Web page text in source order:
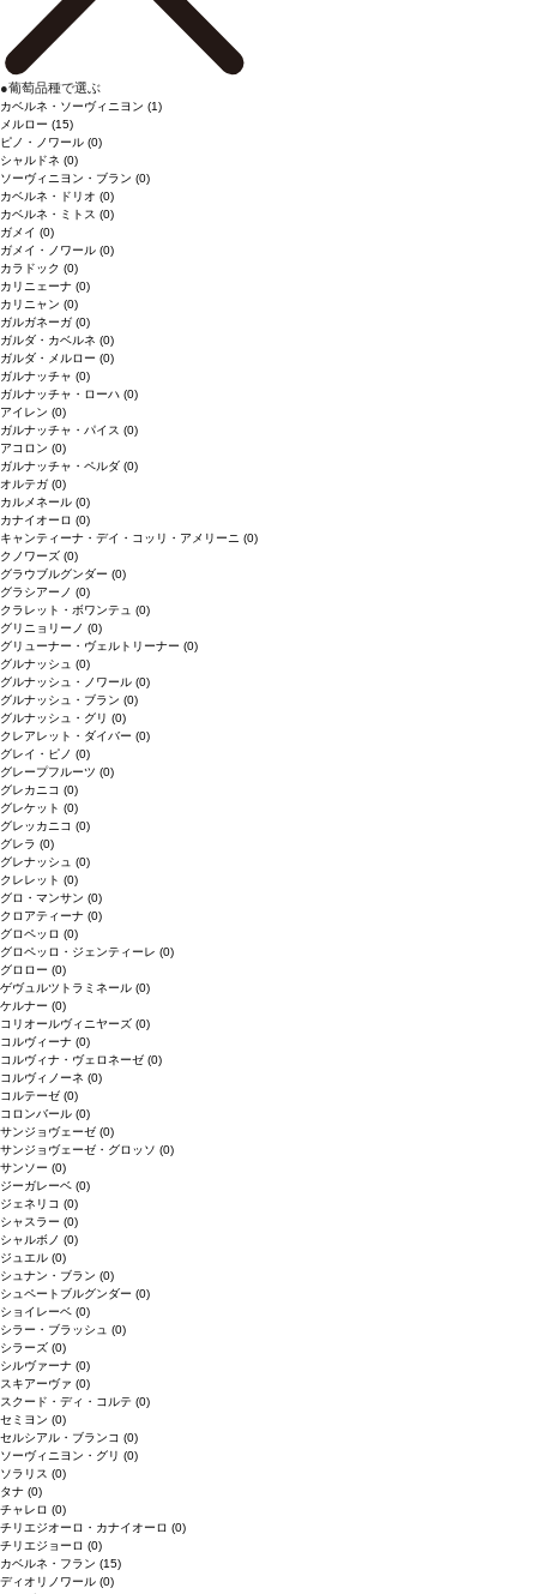
●葡萄品種で選ぶ
カベルネ・ソーヴィニヨン (1)
メルロー (15)
ピノ・ノワール (0)
シャルドネ (0)
ソーヴィニヨン・ブラン (0)
カベルネ・ドリオ (0)
カベルネ・ミトス (0)
ガメイ (0)
ガメイ・ノワール (0)
カラドック (0)
カリニェーナ (0)
カリニャン (0)
ガルガネーガ (0)
ガルダ・カベルネ (0)
ガルダ・メルロー (0)
ガルナッチャ (0)
ガルナッチャ・ローハ (0)
アイレン (0)
ガルナッチャ・パイス (0)
アコロン (0)
ガルナッチャ・ペルダ (0)
オルテガ (0)
カルメネール (0)
カナイオーロ (0)
キャンティーナ・デイ・コッリ・アメリーニ (0)
クノワーズ (0)
グラウブルグンダー (0)
グラシアーノ (0)
クラレット・ボワンテュ (0)
グリニョリーノ (0)
グリューナー・ヴェルトリーナー (0)
グルナッシュ (0)
グルナッシュ・ノワール (0)
グルナッシュ・ブラン (0)
グルナッシュ・グリ (0)
クレアレット・ダイバー (0)
グレイ・ピノ (0)
グレープフルーツ (0)
グレカニコ (0)
グレケット (0)
グレッカニコ (0)
グレラ (0)
グレナッシュ (0)
クレレット (0)
グロ・マンサン (0)
クロアティーナ (0)
グロペッロ (0)
グロペッロ・ジェンティーレ (0)
グロロー (0)
ゲヴュルツトラミネール (0)
ケルナー (0)
コリオールヴィニヤーズ (0)
コルヴィーナ (0)
コルヴィナ・ヴェロネーゼ (0)
コルヴィノーネ (0)
コルテーゼ (0)
コロンバール (0)
サンジョヴェーゼ (0)
サンジョヴェーゼ・グロッソ (0)
サンソー (0)
ジーガレーベ (0)
ジェネリコ (0)
シャスラー (0)
シャルボノ (0)
ジュエル (0)
シュナン・ブラン (0)
シュペートブルグンダー (0)
ショイレーベ (0)
シラー・ブラッシュ (0)
シラーズ (0)
シルヴァーナ (0)
スキアーヴァ (0)
スクード・ディ・コルテ (0)
セミヨン (0)
セルシアル・ブランコ (0)
ソーヴィニヨン・グリ (0)
ソラリス (0)
タナ (0)
チャレロ (0)
チリエジオーロ・カナイオーロ (0)
チリエジョーロ (0)
カベルネ・フラン (15)
ディオリノワール (0)